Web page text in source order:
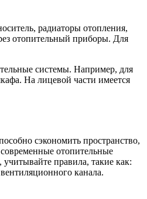
радиаторы отопления,
отопительный приборы. Для
системы. Например, для
На лицевой части имеется
сэкономить пространство,
отопительные
правила, такие как:
канала.